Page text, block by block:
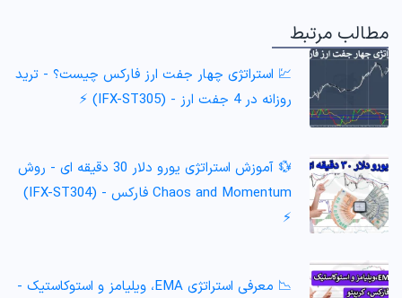
مطالب مرتبط
💹 استراتژی چهار جفت ارز فارکس چیست؟ - ترید
روزانه در 4 جفت ارز - (IFX-ST305) ⚡️
💱 آموزش استراتژی یورو دلار 30 دقیقه ای - روش
Chaos and Momentum فارکس - (IFX-ST304)
⚡️
📉 معرفی استراتژی EMA، ویلیامز و استوکاستیک -